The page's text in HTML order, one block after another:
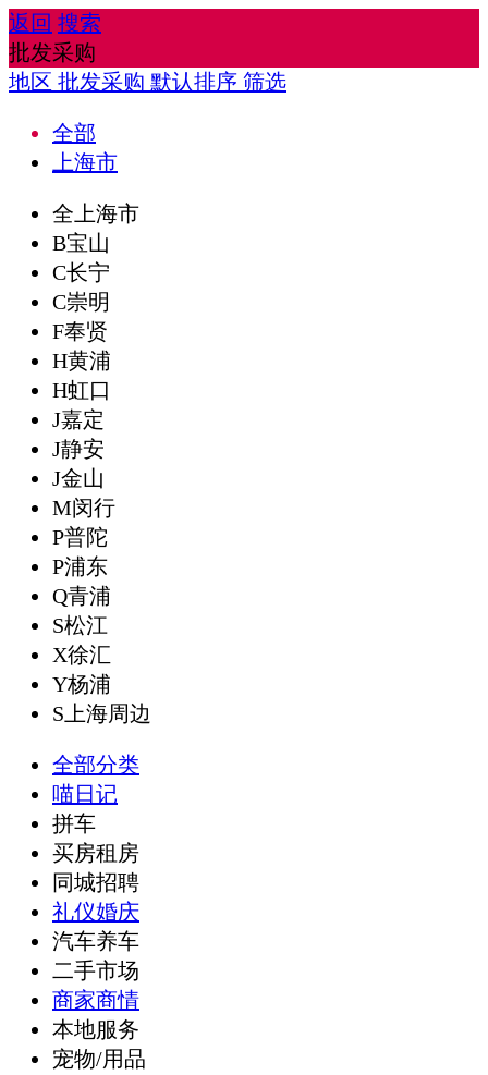
返回 搜索
批发采购
地区 批发采购 默认排序 筛选
全部
上海市
全上海市
B宝山
C长宁
C崇明
F奉贤
H黄浦
H虹口
J嘉定
J静安
J金山
M闵行
P普陀
P浦东
Q青浦
S松江
X徐汇
Y杨浦
S上海周边
全部分类
喵日记
拼车
买房租房
同城招聘
礼仪婚庆
汽车养车
二手市场
商家商情
本地服务
宠物/用品